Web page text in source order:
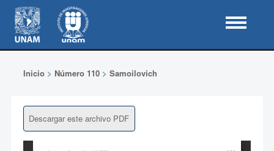
Inicio> Número 110> Samoilovich
Descargar este archivo PDF